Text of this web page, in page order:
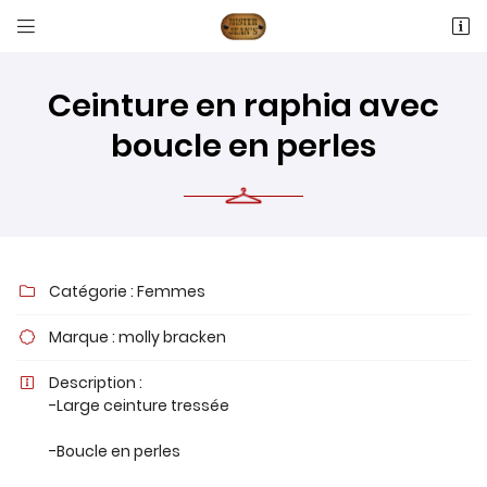
 
03 44 77 66 05
 Adresse email de réception
Recopier le code ci-contre
Ceinture en raphia avec
boucle en perles
 Catégorie : Femmes
 Marque : molly bracken

Description :
-Large ceinture tressée
-Boucle en perles